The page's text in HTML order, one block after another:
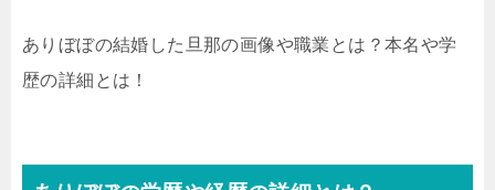
ありぼぼの結婚した旦那の画像や職業とは？本名や学
歴の詳細とは！